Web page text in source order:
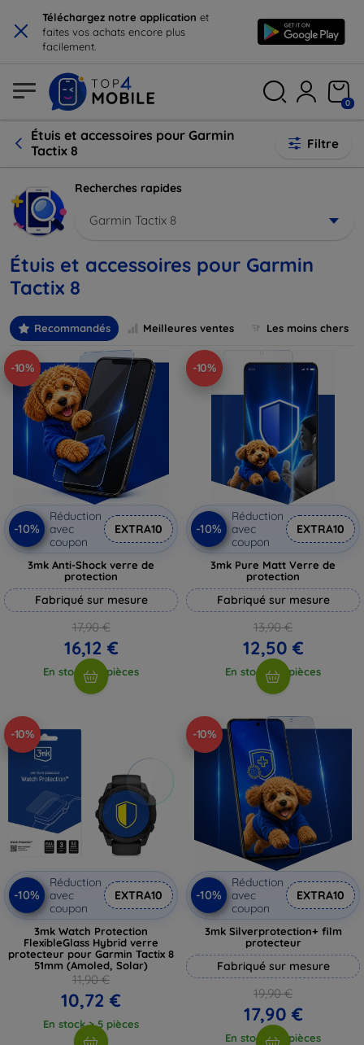
× Téléchargez notre application et
faites vos achats encore plus
facilement.
0
Étuis et accessoires pour Garmin
Tactix 8
Filtre
Recherches rapides
Garmin Tactix 8
Étuis et accessoires pour Garmin
Tactix 8
Recommandés Meilleures ventes Les moins chers
-10%
-10%
Réduction
avec
coupon
EXTRA10
3mk Anti-Shock verre de
protection
Fabriqué sur mesure
17,90 €
16,12 €
En stock > 5 pièces
-10%
-10%
Réduction
avec
coupon
EXTRA10
3mk Pure Matt Verre de
protection
Fabriqué sur mesure
13,90 €
12,50 €
En stock > 5 pièces
-10%
-10%
Réduction
avec
coupon
EXTRA10
3mk Watch Protection
FlexibleGlass Hybrid verre
protecteur pour Garmin Tactix 8
51mm (Amoled, Solar)
11,90 €
10,72 €
En stock > 5 pièces
-10%
-10%
Réduction
avec
coupon
EXTRA10
3mk Silverprotection+ film
protecteur
Fabriqué sur mesure
19,90 €
17,90 €
En stock > 5 pièces